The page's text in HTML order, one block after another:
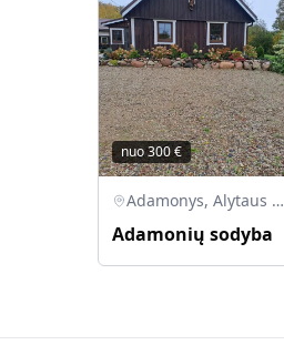
nuo300€
Adamonys, Alytaus r. sav., Lietuva
Adamonių sodyba